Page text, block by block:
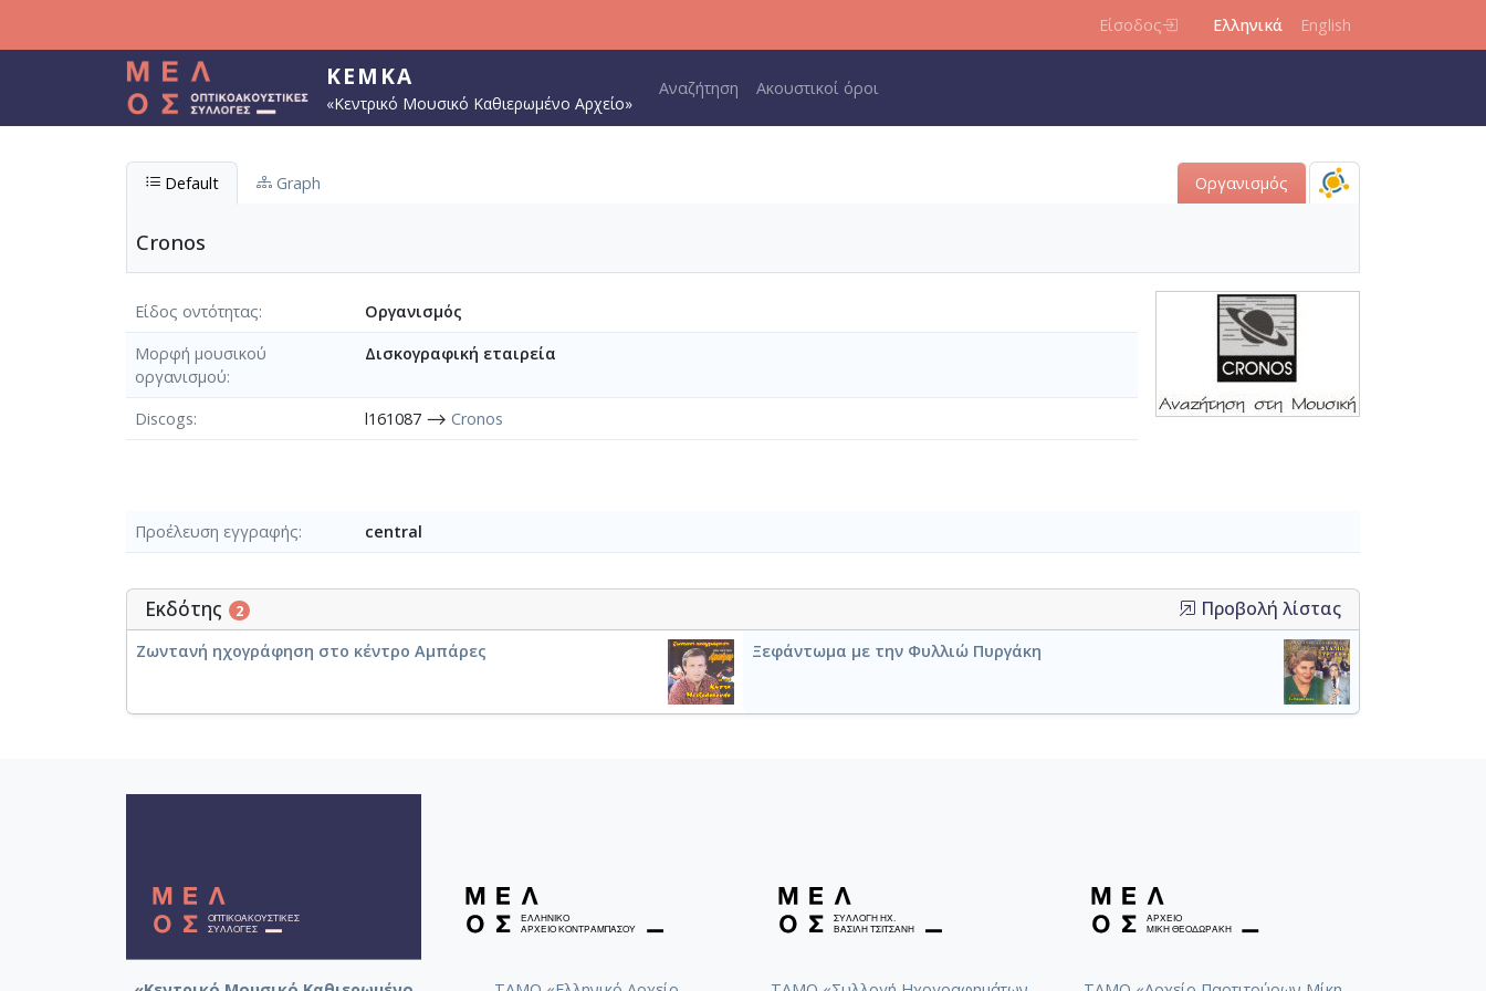
Είσοδος Ελληνικά English
ΚΕΜΚΑ
«Κεντρικό Μουσικό Καθιερωμένο Αρχείο»
Main navigation
Αναζήτηση Ακουστικοί όροι
Default Graph Οργανισμός
Cronos
Είδος οντότητας
Οργανισμός
Μορφή μουσικού
οργανισμού
Δισκογραφική εταιρεία
Discogs l161087 ⟶ Cronos
Προέλευση εγγραφής central
Εκδότης 2 Προβολή λίστας
Ζωντανή ηχογράφηση στο κέντρο Αμπάρες Ξεφάντωμα με την Φυλλιώ Πυργάκη